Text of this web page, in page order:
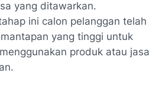
yang ditawarkan.
ini calon pelanggan telah
yang tinggi untuk
produk atau jasa